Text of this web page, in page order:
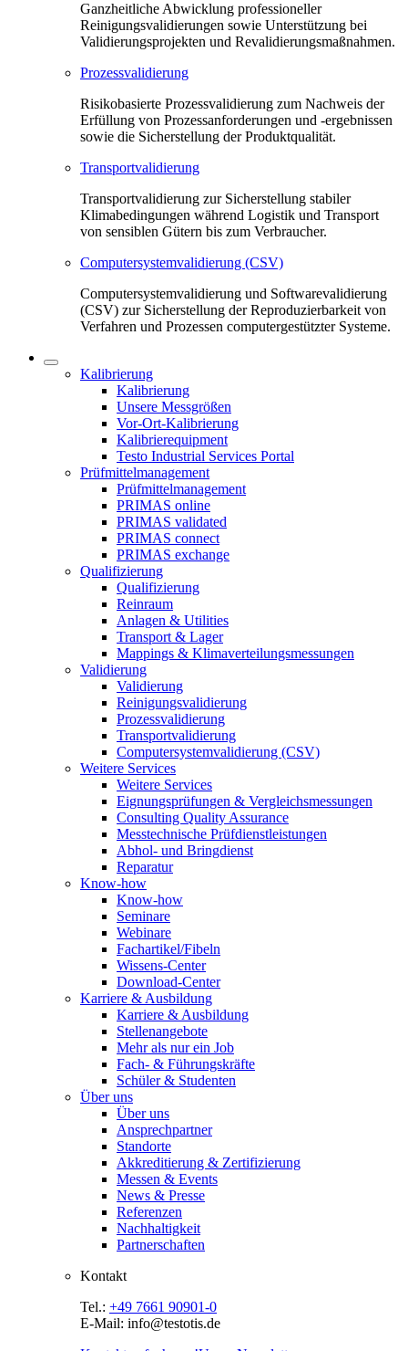
Ganzheitliche Abwicklung professioneller
Reinigungsvalidierungen sowie Unterstützung bei
Validierungsprojekten und Revalidierungsmaßnahmen.
Prozessvalidierung
Risikobasierte Prozessvalidierung zum Nachweis der
Erfüllung von Prozessanforderungen und -ergebnissen
sowie die Sicherstellung der Produktqualität.
Transportvalidierung
Transportvalidierung zur Sicherstellung stabiler
Klimabedingungen während Logistik und Transport
von sensiblen Gütern bis zum Verbraucher.
Computersystemvalidierung (CSV)
Computersystemvalidierung und Softwarevalidierung
(CSV) zur Sicherstellung der Reproduzierbarkeit von
Verfahren und Prozessen computergestützter Systeme.
Kalibrierung
Kalibrierung
Unsere Messgrößen
Vor-Ort-Kalibrierung
Kalibrierequipment
Testo Industrial Services Portal
Prüfmittelmanagement
Prüfmittelmanagement
PRIMAS online
PRIMAS validated
PRIMAS connect
PRIMAS exchange
Qualifizierung
Qualifizierung
Reinraum
Anlagen & Utilities
Transport & Lager
Mappings & Klimaverteilungsmessungen
Validierung
Validierung
Reinigungsvalidierung
Prozessvalidierung
Transportvalidierung
Computersystemvalidierung (CSV)
Weitere Services
Weitere Services
Eignungsprüfungen & Vergleichsmessungen
Consulting Quality Assurance
Messtechnische Prüfdienstleistungen
Abhol- und Bringdienst
Reparatur
Know-how
Know-how
Seminare
Webinare
Fachartikel/Fibeln
Wissens-Center
Download-Center
Karriere & Ausbildung
Karriere & Ausbildung
Stellenangebote
Mehr als nur ein Job
Fach- & Führungskräfte
Schüler & Studenten
Über uns
Über uns
Ansprechpartner
Standorte
Akkreditierung & Zertifizierung
Messen & Events
News & Presse
Referenzen
Nachhaltigkeit
Partnerschaften
Kontakt
Tel.: +49 7661 90901-0
E-Mail: info@testotis.de